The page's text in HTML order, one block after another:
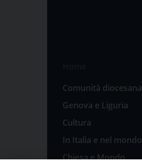
Comunità diocesana
Genova e Liguria
Cultura
In Italia e nel mondo
Chiesa e Mondo